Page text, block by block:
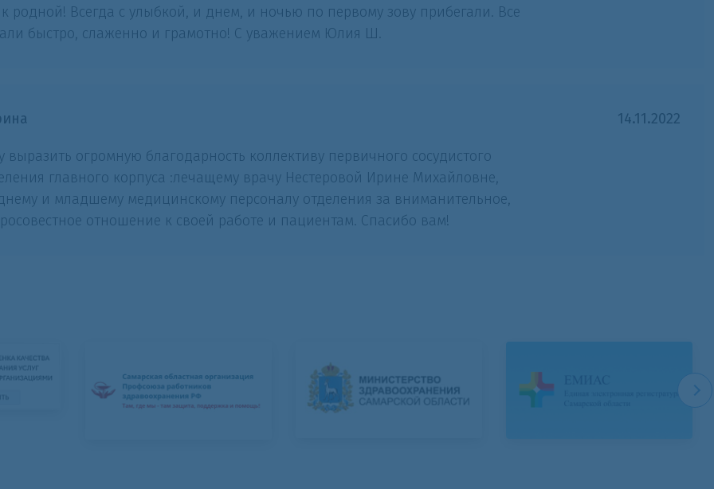
родной! Всегда с улыбкой, и днем, и ночью по первому зову прибегали. Все
быстро, слаженно и грамотно! С уважением Юлия Ш.
14.11.2022
выразить огромную благодарность коллективу первичного сосудистого
главного корпуса :лечащему врачу Нестеровой Ирине Михайловне,
и младшему медицинскому персоналу отделения за вниманительное,
отношение к своей работе и пациентам. Спасибо вам!